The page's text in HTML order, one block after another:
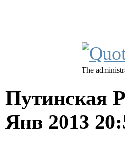
The
Путинская
Янв 2013